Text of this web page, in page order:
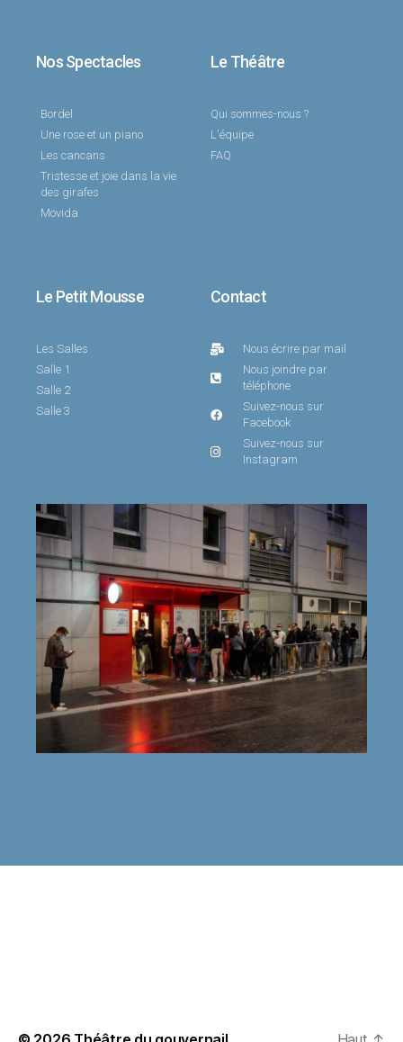
Nos Spectacles
Bordel
Une rose et un piano
Les cancans
Tristesse et joie dans la vie
des girafes
Movida
Le Théâtre
Qui sommes-nous ?
L'équipe
FAQ
Le Petit Mousse
Les Salles
Salle 1
Salle 2
Salle 3
Contact
Nous écrire par mail
Nous joindre par
téléphone
Suivez-nous sur
Facebook
Suivez-nous sur
Instagram